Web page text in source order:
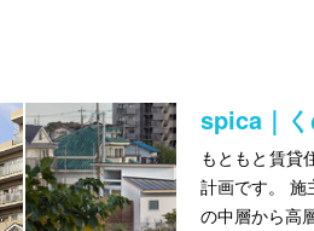
spica｜
もともと賃貸
計画です。 施
の中層から高